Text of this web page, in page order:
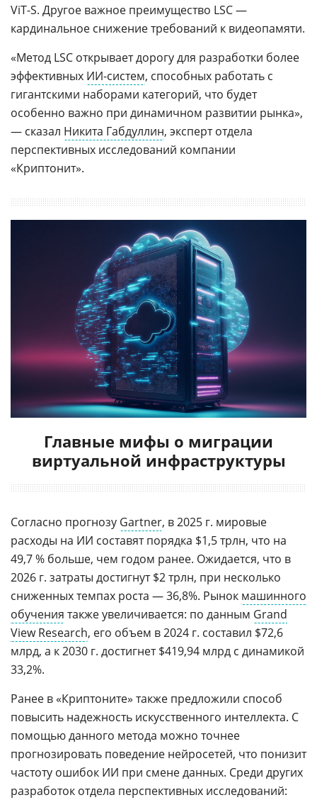
ViT-S. Другое важное преимущество LSC —
кардинальное снижение требований к видеопамяти.
«Метод LSC открывает дорогу для разработки более
эффективных ИИ-систем, способных работать с
гигантскими наборами категорий, что будет
особенно важно при динамичном развитии рынка»,
— сказал Никита Габдуллин, эксперт отдела
перспективных исследований компании
«Криптонит».
Главные мифы о миграции
виртуальной инфраструктуры
Согласно прогнозу Gartner, в 2025 г. мировые
расходы на ИИ составят порядка $1,5 трлн, что на
49,7 % больше, чем годом ранее. Ожидается, что в
2026 г. затраты достигнут $2 трлн, при несколько
сниженных темпах роста — 36,8%. Рынок машинного
обучения также увеличивается: по данным Grand
View Research, его объем в 2024 г. составил $72,6
млрд, а к 2030 г. достигнет $419,94 млрд с динамикой
33,2%.
Ранее в «Криптоните» также предложили способ
повысить надежность искусственного интеллекта. С
помощью данного метода можно точнее
прогнозировать поведение нейросетей, что понизит
частоту ошибок ИИ при смене данных. Среди других
разработок отдела перспективных исследований: